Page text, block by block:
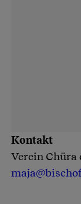
Kontakt
Verein Chüra